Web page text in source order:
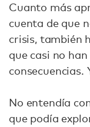
Cuanto más
cuenta de que
crisis, también
que casi no
No entendía
que podía